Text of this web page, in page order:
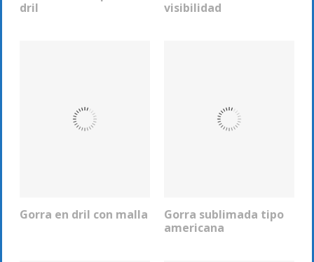
dril
visibilidad
Gorra en dril con malla
COTIZAR
Gorra sublimada tipo
americana
COTIZAR